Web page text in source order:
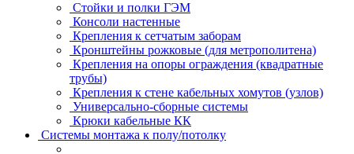
Стойки и полки ГЭМ
Консоли настенные
Крепления к сетчатым заборам
Кронштейны рожковые (для метрополитена)
Крепления на опоры ограждения (квадратные
трубы)
Крепления к стене кабельных хомутов (узлов)
Универсально-сборные системы
Крюки кабельные КК
Системы монтажа к полу/потолку